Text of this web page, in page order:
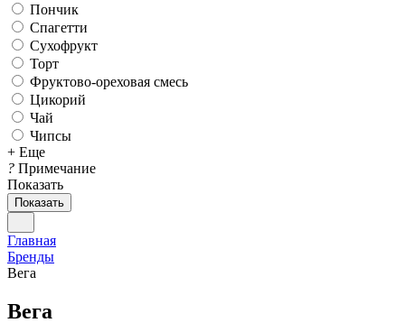
Пончик
Спагетти
Сухофрукт
Торт
Фруктово-ореховая смесь
Цикорий
Чай
Чипсы
+ Еще
? Примечание
Показать
Показать
Главная
Бренды
Вега
Вега